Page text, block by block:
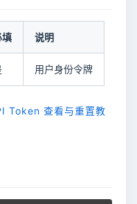
填 说明
用户身份令牌
Token 查看与重置教